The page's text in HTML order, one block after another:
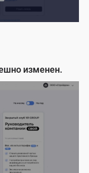
изменен.